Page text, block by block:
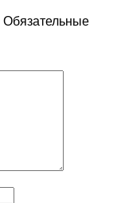
Обязательные